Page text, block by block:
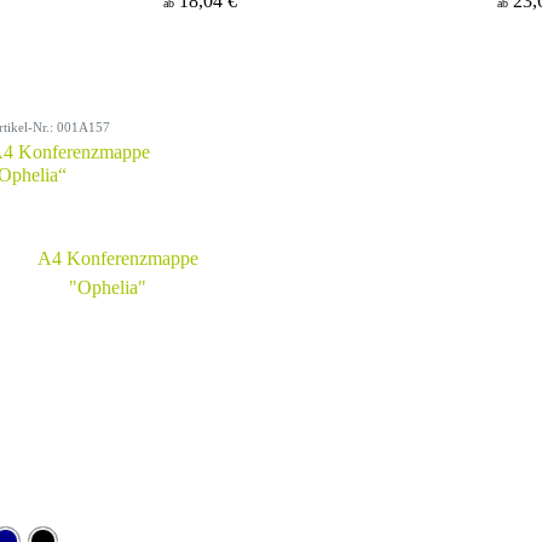
ab ab
Nr.: 001A157
Konferenzmappe